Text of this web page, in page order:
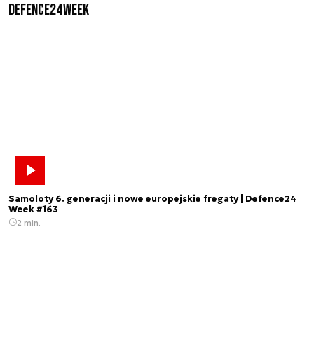
Defence24Week
Samoloty 6. generacji i nowe europejskie fregaty | Defence24
Week #163
2 min.